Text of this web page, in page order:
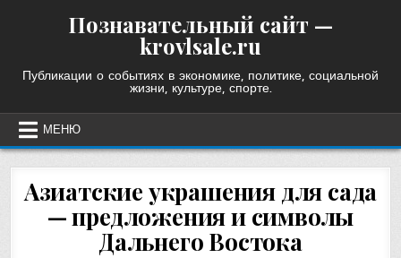
Познавательный сайт —
krovlsale.ru
Публикации о событиях в экономике, политике, социальной
жизни, культуре, спорте.
МЕНЮ
Азиатские украшения для сада
— предложения и символы
Дальнего Востока